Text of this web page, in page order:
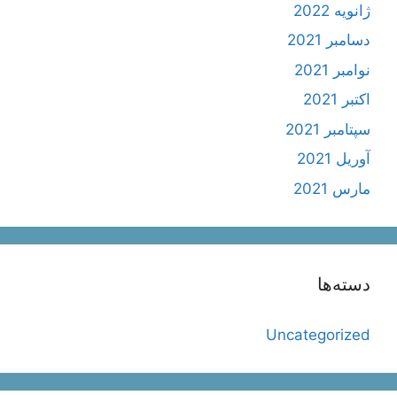
ژانویه 2022
دسامبر 2021
نوامبر 2021
اکتبر 2021
سپتامبر 2021
آوریل 2021
مارس 2021
دسته‌ها
Uncategorized